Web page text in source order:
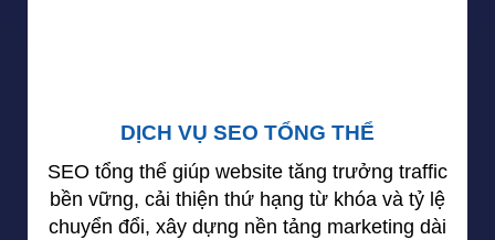
DỊCH VỤ SEO TỔNG THỂ
SEO tổng thể giúp website tăng trưởng traffic
bền vững, cải thiện thứ hạng từ khóa và tỷ lệ
chuyển đổi, xây dựng nền tảng marketing dài